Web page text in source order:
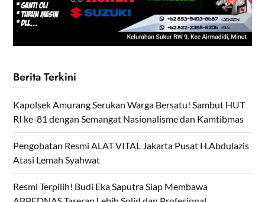
Berita Terkini
Kapolsek Amurang Serukan Warga Bersatu! Sambut HUT
RI ke-81 dengan Semangat Nasionalisme dan Kamtibmas
Pengobatan Resmi ALAT VITAL Jakarta Pusat H.Abdulazis
Atasi Lemah Syahwat
Resmi Terpilih! Budi Eka Saputra Siap Membawa